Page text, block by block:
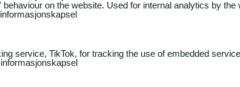
on the website. Used for internal analytics by the
service, TikTok, for tracking the use of embedded